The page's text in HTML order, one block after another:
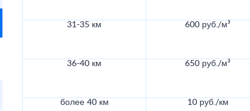
31-35 км 600 руб./м³
36-40 км 650 руб./м³
более 40 км 10 руб./км